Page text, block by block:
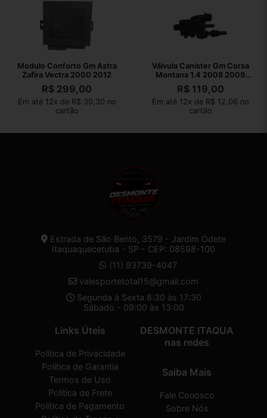
Modulo Conforto Gm Astra
Zafira Vectra 2000 2012
R$ 299,00
Em até 12x de R$ 30,30 no
cartão
Válvula Canister Gm Corsa
Montana 1.4 2008 2009
2010
R$119,00
Em até 12x de R$ 12,06 no
cartão
Estrada de São Bento, 3579 - Jardim Odete
Itaquaquecetuba - SP - CEP: 08598-100
(11) 93739-4047
valesportetotal15@gmail.com
Segunda à Sexta 8:30 às 17:30
Sábado - 09:00 às 13:00
Links Úteis
Política de Privacidade
Política de Garantia
Termos de Uso
Política de Frete
Política de Pagamento
DESMONTE ITAQUA
nas redes
Saiba Mais
Fale Conosco
Sobre Nós